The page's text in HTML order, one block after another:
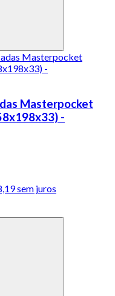
Masterpocket
-
sem juros